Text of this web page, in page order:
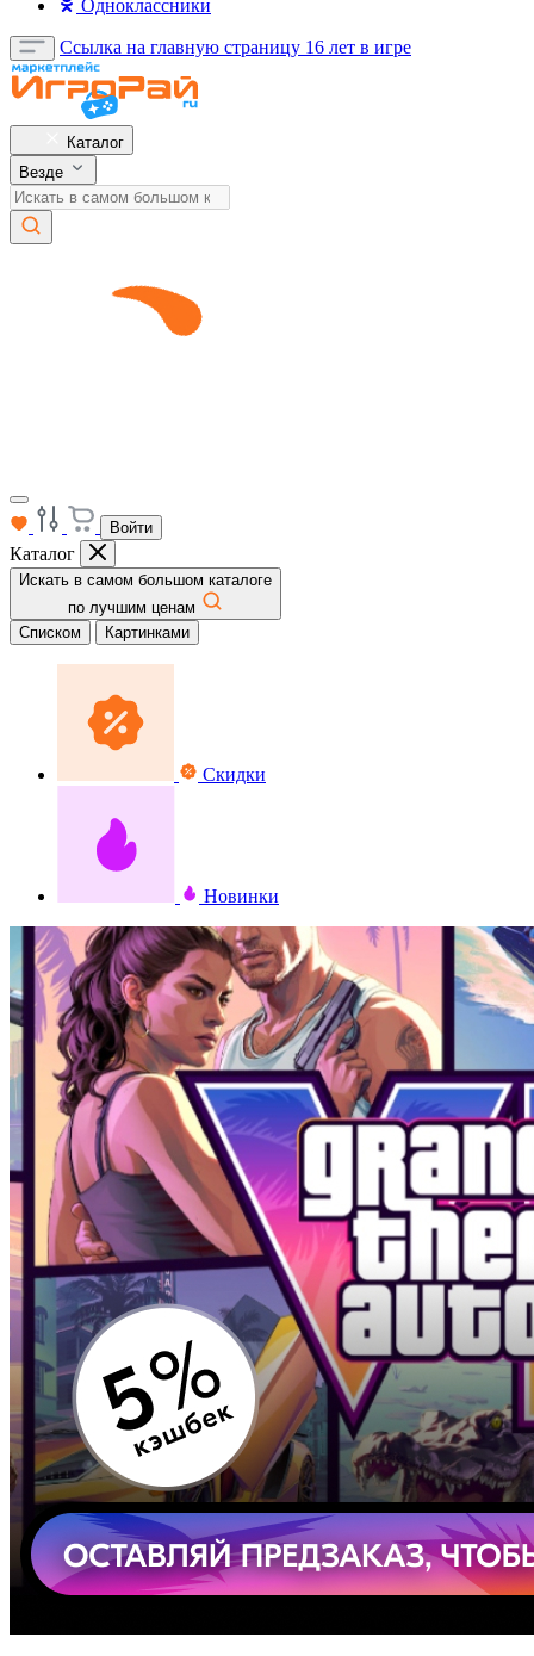
Одноклассники
Ссылка на главную страницу 16 лет в игре
Каталог
Везде
Войти
Каталог
Искать в самом большом каталоге
по лучшим ценам
Списком
Картинками
Скидки
Новинки